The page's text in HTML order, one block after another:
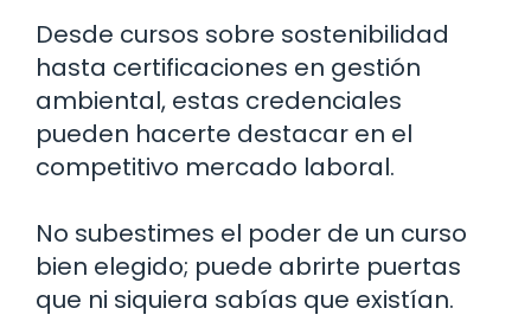
Desde cursos sobre sostenibilidad
hasta certificaciones en gestión
ambiental, estas credenciales
pueden hacerte destacar en el
competitivo mercado laboral.
No subestimes el poder de un curso
bien elegido; puede abrirte puertas
que ni siquiera sabías que existían.